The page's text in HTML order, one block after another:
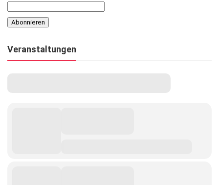
Veranstaltungen